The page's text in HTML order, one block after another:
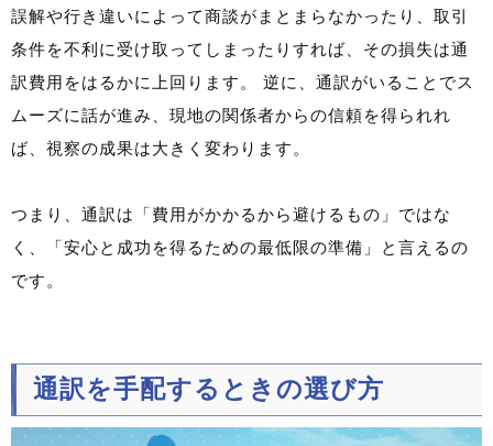
誤解や行き違いによって商談がまとまらなかったり、取引
条件を不利に受け取ってしまったりすれば、その損失は通
訳費用をはるかに上回ります。 逆に、通訳がいることでス
ムーズに話が進み、現地の関係者からの信頼を得られれ
ば、視察の成果は大きく変わります。
つまり、通訳は「費用がかかるから避けるもの」ではな
く、「安心と成功を得るための最低限の準備」と言えるの
です。
通訳を手配するときの選び方